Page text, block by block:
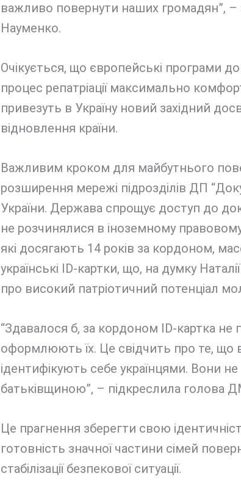
важливо повернути наших громадян”, –
Науменко.
Очікується, що європейські програми
процес репатріації максимально
привезуть в Україну новий західний
відновлення країни.
Важливим кроком для майбутнього
розширення мережі підрозділів ДП
України. Держава спрощує доступ до
не розчинялися в іноземному правовому
які досягають 14 років за кордоном,
українські ID-картки, що, на думку
про високий патріотичний потенціал
“Здавалося б, за кордоном ID-картка не
оформлюють їх. Це свідчить про те, що
ідентифікують себе українцями. Вони не
батьківщиною”, – підкреслила голова
Це прагнення зберегти свою
готовність значної частини сімей
стабілізації безпекової ситуації.